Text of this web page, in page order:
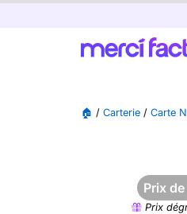
🏠 / Carterie / Carte
Prix
Prix